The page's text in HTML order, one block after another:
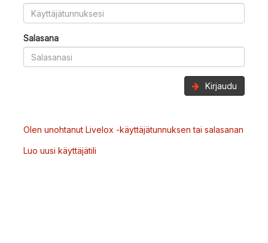
Salasana
Kirjaudu
Olen unohtanut Livelox -käyttäjätunnuksen tai salasanan
Luo uusi käyttäjätili